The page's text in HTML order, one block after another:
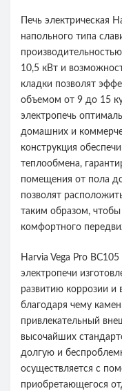
Печь электрическая
напольного типа
10,5 кВт и
кладки позволят
объемом от 9 до 15
электропечь
домашних и
конструкция
теплообмена,
помещения от пола
позволят
таким образом,
комфортного
Harvia Vega Pro
электропечи
развитию коррозии и
благодаря чему
привлекательный
высочайших
долгую и
осуществляется с
приобретающегося